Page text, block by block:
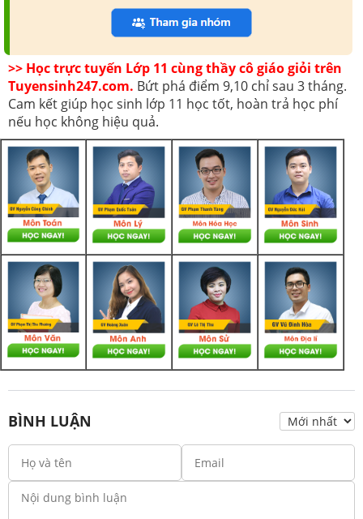
>> Học trực tuyến Lớp 11 cùng thầy cô giáo giỏi trên
Tuyensinh247.com. Bứt phá điểm 9,10 chỉ sau 3 tháng.
Cam kết giúp học sinh lớp 11 học tốt, hoàn trả học phí
nếu học không hiệu quả.
BÌNH LUẬN